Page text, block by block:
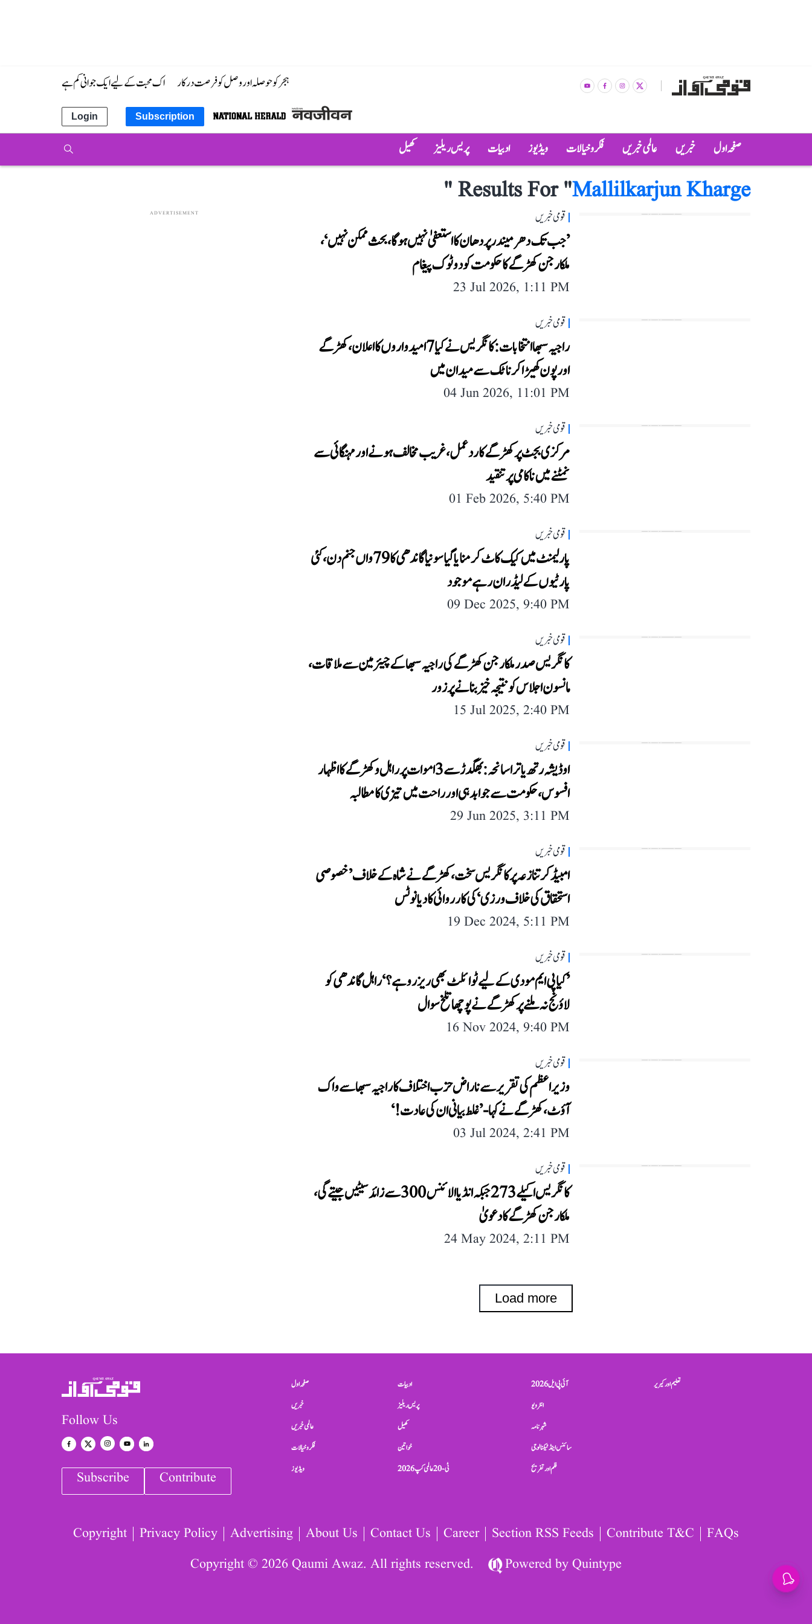
ہجر کو حوصلہ اور وصل کو فرصت درکار اک محبت کے لیے ایک جوانی کم ہے
Subscription
Login
صفحہ اول خبریں عالمی خبریں فکر و خیالات ویڈیوز ادبیات پریس ریلیز کھیل
Results For "Mallilkarjun Kharge
"
قومی خبریں
’جب تک دھرمیندر پردھان کا استعفیٰ نہیں ہوگا، بحث ممکن نہیں‘،
ملکارجن کھڑگے کا حکومت کو دوٹوک پیغام
23 Jul 2026, 1:11 PM
قومی خبریں
راجیہ سبھا انتخابات: کانگریس نے کیا 7 امیدواروں کا اعلان، کھڑگے
اور پون کھیڑا کرناٹک سے میدان میں
04 Jun 2026, 11:01 PM
قومی خبریں
مرکزی بجٹ پر کھڑگے کا ردعمل، غریب مخالف ہونے اور مہنگائی سے
نمٹنے میں ناکامی پر تنقید
01 Feb 2026, 5:40 PM
قومی خبریں
پارلیمنٹ میں کیک کاٹ کر منایا گیا سونیا گاندھی کا 79واں جنم دن، کئی
پارٹیوں کے لیڈران رہے موجود
09 Dec 2025, 9:40 PM
قومی خبریں
کانگریس صدر ملکارجن کھڑگے کی راجیہ سبھا کے چیئرمین سے ملاقات،
مانسون اجلاس کو نتیجہ خیز بنانے پر زور
15 Jul 2025, 2:40 PM
قومی خبریں
اوڈیشہ رتھ یاترا سانحہ: بھگدڑ سے 3 اموات پر راہل و کھڑگے کا اظہار
افسوس، حکومت سے جوابدہی اور راحت میں تیزی کا مطالبہ
29 Jun 2025, 3:11 PM
قومی خبریں
امبیڈکر تنازعہ پر کانگریس سخت، کھڑگے نے شاہ کے خلاف ’خصوصی
استحقاق کی خلاف ورزی‘ کی کارروائی کا دیا نوٹس
19 Dec 2024, 5:11 PM
قومی خبریں
’کیا پی ایم مودی کے لیے ٹوائلٹ بھی ریزرو ہے؟‘ راہل گاندھی کو
لاؤنج نہ ملنے پر کھڑگے نے پوچھا تلخ سوال
16 Nov 2024, 9:40 PM
قومی خبریں
وزیر اعظم کی تقریر سے ناراض حزب اختلاف کا راجیہ سبھا سے واک
آؤٹ، کھڑگے نے کہا- ’غلط بیانی ان کی عادت!‘
03 Jul 2024, 2:41 PM
قومی خبریں
کانگریس اکیلے 273 جبکہ انڈیا الائنس 300 سے زائد سیٹیں جیتے گی،
ملکارجن کھڑگے کا دعویٰ
24 May 2024, 2:11 PM
Load more
ADVERTISEMENT
Follow Us
Subscribe Contribute
صفحہ اول
خبریں
عالمی خبریں
فکر و خیالات
ویڈیوز
ادبیات
پریس ریلیز
کھیل
خواتین
ٹی-20 عالمی کپ 2026
آئی پی ایل 2026
انٹرویو
شہرنامہ
سائنس اینڈ ٹیکنالوجی
فلم اور تفریح
تعلیم اور کیریر
Copyright Privacy Policy Advertising About Us Contact Us Career Section RSS Feeds Contribute T&C
FAQs
Copyright © 2026 Qaumi Awaz. All rights reserved.
Powered byQuintype